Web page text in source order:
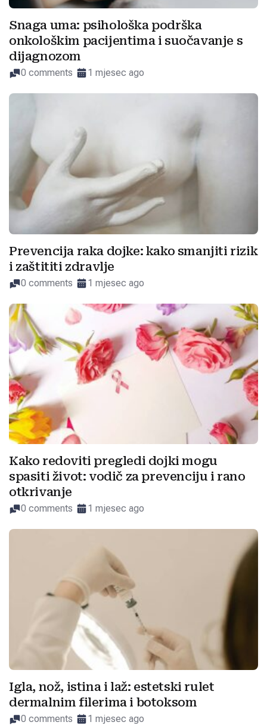
Snaga uma: psihološka podrška
onkološkim pacijentima i suočavanje s
dijagnozom
0 comments 1 mjesec ago
Prevencija raka dojke: kako smanjiti rizik
i zaštititi zdravlje
0 comments 1 mjesec ago
Kako redoviti pregledi dojki mogu
spasiti život: vodič za prevenciju i rano
otkrivanje
0 comments 1 mjesec ago
Igla, nož, istina i laž: estetski rulet
dermalnim filerima i botoksom
0 comments 1 mjesec ago